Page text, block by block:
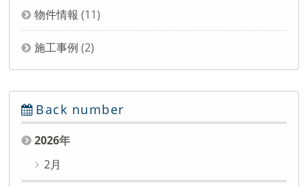
物件情報 (11)
施工事例 (2)
Back number
2026年
2月